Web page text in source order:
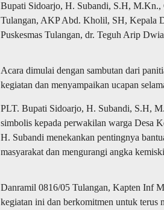
Bupati Sidoarjo, H. Subandi, S.H, M.Kn.,
Tulangan, AKP Abd. Kholil, SH, Kepala
Puskesmas Tulangan, dr. Teguh Arip
Acara dimulai dengan sambutan dari
kegiatan dan menyampaikan ucapan
PLT. Bupati Sidoarjo, H. Subandi, S.H,
simbolis kepada perwakilan warga Desa
H. Subandi menekankan pentingnya
masyarakat dan mengurangi angka
Danramil 0816/05 Tulangan, Kapten Inf
kegiatan ini dan berkomitmen untuk terus